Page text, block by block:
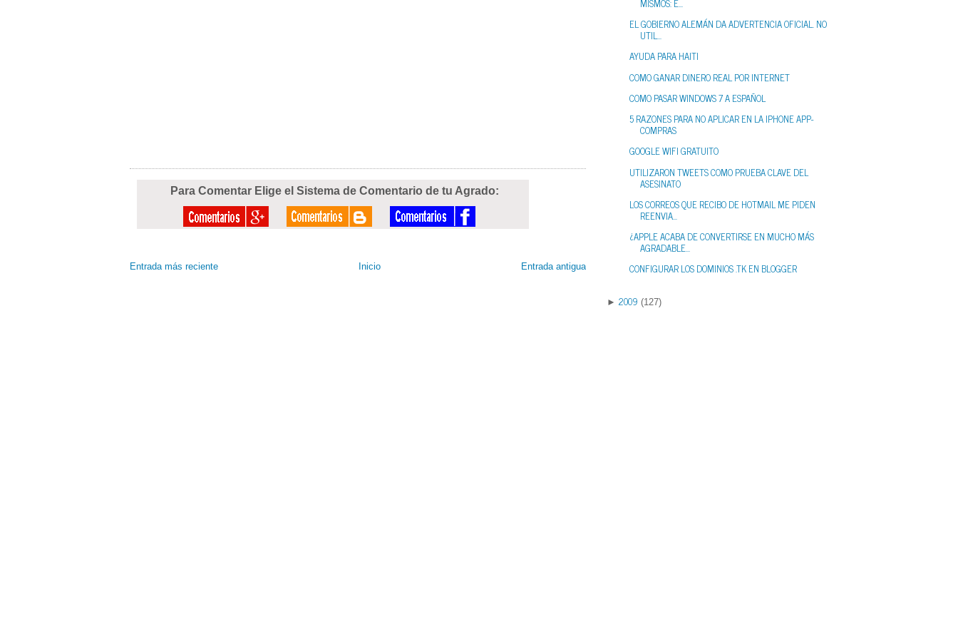
Para Comentar Elige el Sistema de Comentario de tu Agrado:
Entrada más reciente Entrada antigua
Inicio
MISMOS: E...
EL GOBIERNO ALEMÁN DA ADVERTENCIA OFICIAL. NO
UTIL...
AYUDA PARA HAITI
COMO GANAR DINERO REAL POR INTERNET
COMO PASAR WINDOWS 7 A ESPAÑOL
5 RAZONES PARA NO APLICAR EN LA IPHONE APP-
COMPRAS
GOOGLE WIFI GRATUITO
UTILIZARON TWEETS COMO PRUEBA CLAVE DEL
ASESINATO
LOS CORREOS QUE RECIBO DE HOTMAIL ME PIDEN
REENVIA...
¿APPLE ACABA DE CONVERTIRSE EN MUCHO MÁS
AGRADABLE...
CONFIGURAR LOS DOMINIOS .TK EN BLOGGER
► 2009 (127)